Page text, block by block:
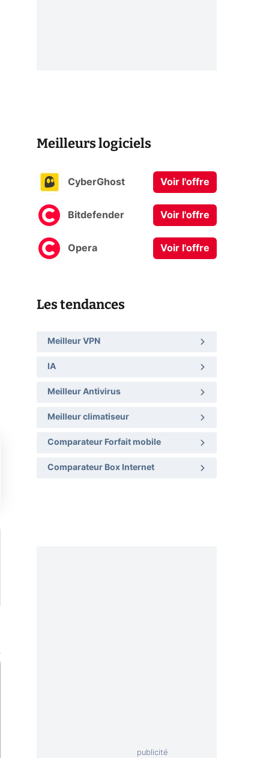
Meilleurs logiciels
CyberGhost Voir l'offre
Bitdefender Voir l'offre
Opera Voir l'offre
Les tendances
Meilleur VPN
IA
Meilleur Antivirus
Meilleur climatiseur
Comparateur Forfait mobile
Comparateur Box Internet